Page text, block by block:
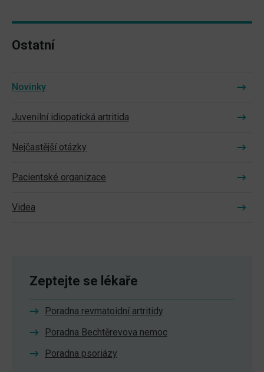
Ostatní
Novinky
Juvenilní idiopatická artritida
Nejčastější otázky
Pacientské organizace
Videa
Zeptejte se lékaře
Poradna revmatoidní artritidy
Poradna Bechtěrevova nemoc
Poradna psoriázy